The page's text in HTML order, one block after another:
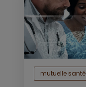
mutuelle santé